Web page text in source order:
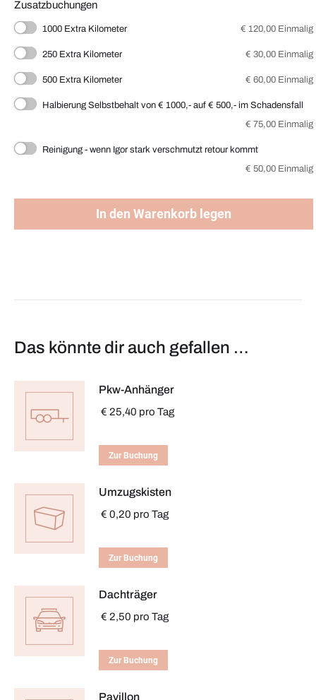
Zusatzbuchungen
1000 Extra Kilometer € 120,00 Einmalig
250 Extra Kilometer € 30,00 Einmalig
500 Extra Kilometer € 60,00 Einmalig
Halbierung Selbstbehalt von € 1000,- auf € 500,- im Schadensfall
€ 75,00 Einmalig
Reinigung - wenn Igor stark verschmutzt retour kommt
€ 50,00 Einmalig
In den Warenkorb legen
Das könnte dir auch gefallen …
Pkw-Anhänger
€ 25,40 pro Tag
Zur Buchung
Umzugskisten
€ 0,20 pro Tag
Zur Buchung
Dachträger
€ 2,50 pro Tag
Zur Buchung
Pavillon